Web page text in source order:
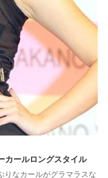
ールロングスタイル
りなカールがグラマラスな